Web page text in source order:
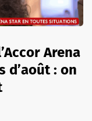
Arena
d’août : on